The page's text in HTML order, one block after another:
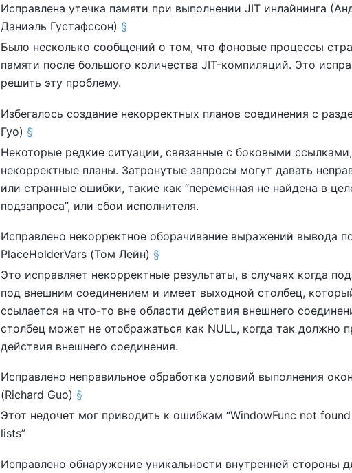
Исправлена утечка памяти при выполнении JIT инлайнинга
Даниэль Густафссон) §
Было несколько сообщений о том, что фоновые процессы
памяти после большого количества JIT-компиляций. Это
решить эту проблему.
Избегалось создание некорректных планов соединения с
Гуо) §
Некоторые редкие ситуации, связанные с боковыми
некорректные планы. Затронутые запросы могут давать
или странные ошибки, такие как “переменная не найдена в
подзапроса”, или сбои исполнителя.
Исправлено некорректное оборачивание выражений вывода
PlaceHolderVars (Том Лейн) §
Это исправляет некорректные результаты, в случаях когда
под внешним соединением и имеет выходной столбец,
ссылается на что-то вне области действия внешнего
столбец может не отображаться как NULL, когда так должно
действия внешнего соединения.
Исправлено неправильное обработка условий выполнения
(Richard Guo) §
Этот недочет мог приводить к ошибкам “WindowFunc not
lists”
Исправлено обнаружение уникальности внутренней стороны